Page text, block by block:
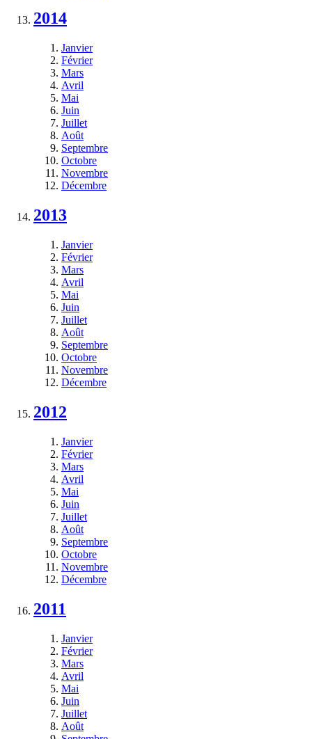
2014
Janvier
Février
Mars
Avril
Mai
Juin
Juillet
Août
Septembre
Octobre
Novembre
Décembre
2013
Janvier
Février
Mars
Avril
Mai
Juin
Juillet
Août
Septembre
Octobre
Novembre
Décembre
2012
Janvier
Février
Mars
Avril
Mai
Juin
Juillet
Août
Septembre
Octobre
Novembre
Décembre
2011
Janvier
Février
Mars
Avril
Mai
Juin
Juillet
Août